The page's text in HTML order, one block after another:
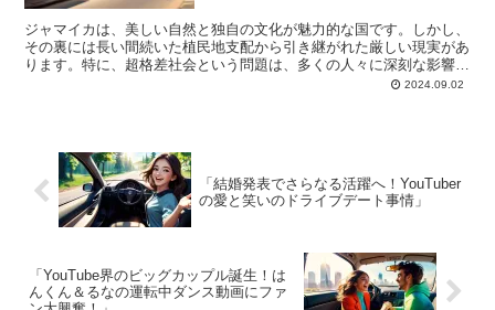
ジャマイカは、美しい自然と独自の文化が魅力的な国です。しかし、
その裏には長い間続いた植民地支配から引き継がれた厳しい現実があ
ります。特に、超格差社会という問題は、多くの人々に深刻な影響を
与えています。このブログでは、ジャマイカが抱える様々な...2024.09.02
「結婚発表でさらなる活躍へ！YouTuber
の愛と笑いのドライブデート事情」
「YouTube界のビッグカップル誕生！は
んくん＆るなの運転中ダンス動画にファ